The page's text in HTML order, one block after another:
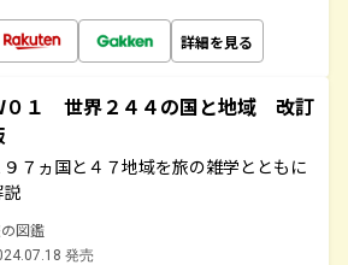
詳細を見る
０１ 世界２４４の国と地域 改訂
９７ヵ国と４７地域を旅の雑学とともに
図鑑
発売